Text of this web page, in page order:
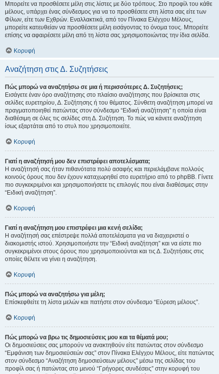
Μπορείτε να προσθέσετε μέλη στις λίστες με δύο τρόπους. Στο προφίλ του κάθε
μέλους, υπάρχει ένας σύνδεσμος για να το προσθέσετε στη λίστα σας είτε των
Φίλων, είτε των Εχθρών. Εναλλακτικά, από τον Πίνακα Ελέγχου Μέλους,
μπορείτε κατευθείαν να προσθέσετε μέλη εισάγοντας το όνομα τους. Μπορείτε
επίσης να αφαιρέσετε μέλη από τη λίστα σας χρησιμοποιώντας την ίδια σελίδα.
Κορυφή
Αναζήτηση στις Δ. Συζητήσεις
Πώς μπορώ να αναζητήσω σε μια ή περισσότερες Δ. Συζητήσεις;
Εισάγετε έναν όρο αναζήτησης στο πλαίσιο αναζήτησης που βρίσκεται στις
σελίδες ευρετηρίου, Δ. Συζήτησης ή του θέματος. Σύνθετη αναζήτηση μπορεί να
πραγματοποιηθεί πατώντας στον σύνδεσμο “Ειδική αναζήτηση” η οποία είναι
διαθέσιμη σε όλες τις σελίδες στη Δ. Συζήτηση. Το πώς να κάνετε αναζήτηση
ίσως εξαρτάται από το στυλ που χρησιμοποιείτε.
Κορυφή
Γιατί η αναζήτησή μου δεν επιστρέφει αποτελέσματα;
Η αναζήτησή σας ήταν πιθανότατα πολύ ασαφής και περιελάμβανε πολλούς
κοινούς όρους που δεν έχουν καταχωρηθεί στο ευρετήριο από το phpBB. Γίνετε
πιο συγκεκριμένοι και χρησιμοποιήσετε τις επιλογές που είναι διαθέσιμες στην
“Ειδική αναζήτηση”.
Κορυφή
Γιατί η αναζήτηση μου επιστρέφει μια κενή σελίδα;
Η αναζήτησή σας επέστρεψε πολλά αποτελέσματα για να διαχειριστεί ο
διακομιστής ιστού. Χρησιμοποιήστε την “Ειδική αναζήτηση” και να είστε πιο
συγκεκριμένοι στους όρους που χρησιμοποιούνται και τις Δ. Συζητήσεις στις
οποίες θέλετε να γίνει η αναζήτηση.
Κορυφή
Πώς μπορώ να αναζητήσω για μέλη;
Επίσκεφθείτε τη λίστα μελών και πατήστε στον σύνδεσμο “Εύρεση μέλους”.
Κορυφή
Πώς μπορώ να βρω τις δημοσιεύσεις μου και τα θέματά μου;
Οι δημοσιεύσεις σας μπορούν να ανακτηθούν είτε πατώντας στον σύνδεσμο
“Εμφάνιση των δημοσιεύσεών σας” στον Πίνακα Ελέγχου Μέλους, είτε πατώντας
στον σύνδεσμο “Αναζήτηση δημοσιεύσεων μέλους” μέσω της σελίδας του
προφίλ σας ή πατώντας στο μενού “Γρήγορες συνδέσεις” στην κορυφή του